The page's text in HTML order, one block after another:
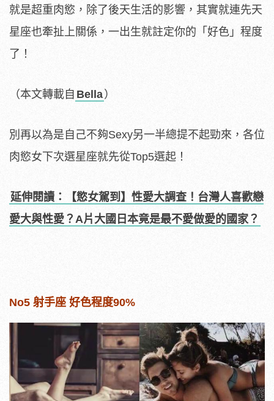
就是超重肉慾，除了後天生活的影響，其實就連先天
星座也牽扯上關係，一出生就註定你的「好色」程度
了！
（本文轉載自 Bella）
別再以為是自己不夠Sexy另一半總提不起勁來，各位
肉慾女下次選星座就先從Top5選起！
延伸閱讀：【慾女駕到】性愛大調查！台灣人喜歡戀
愛大與性愛？A片大國日本竟是最不愛做愛的國家？
No5 射手座 好色程度90%